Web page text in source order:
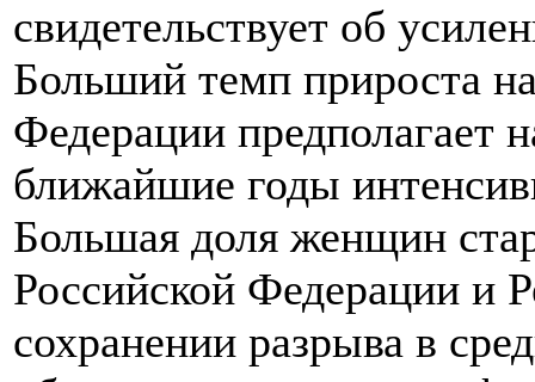
свидетельствует об
Больший темп прироста
Федерации предполагает
ближайшие годы
Большая доля женщин
Российской Федерации и
сохранении разрыва в